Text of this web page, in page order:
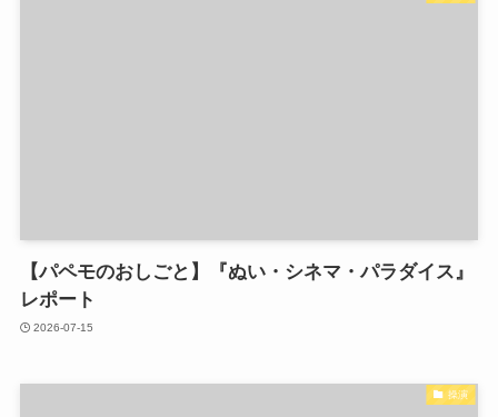
【パペモのおしごと】『ぬい・シネマ・パラダイス』
レポート
2026-07-15
操演